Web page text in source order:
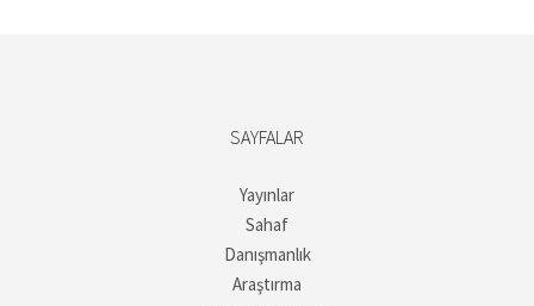
SAYFALAR
Yayınlar
Sahaf
Danışmanlık
Araştırma